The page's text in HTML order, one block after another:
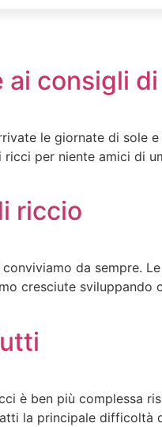
ai consigli
le giornate di sole
per niente amici di
riccio
da sempre.
cresciute
è ben più complessa
la principale difficoltà